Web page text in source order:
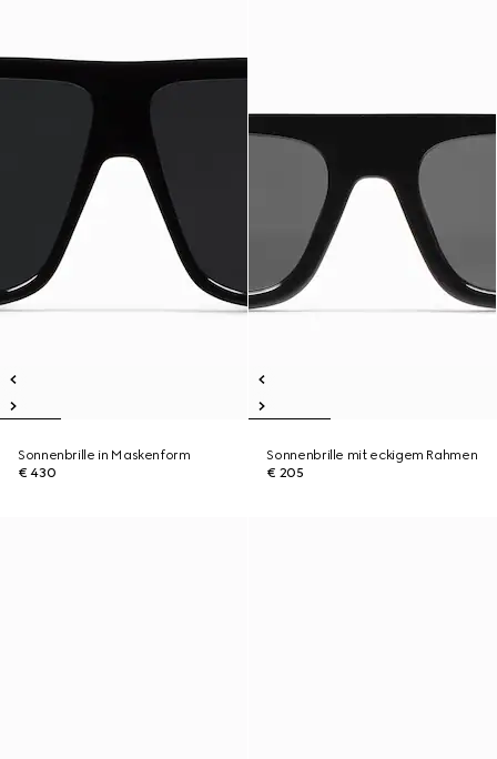
Sonnenbrille in Maskenform
€ 430
Sonnenbrille mit eckigem Rahmen
€ 205